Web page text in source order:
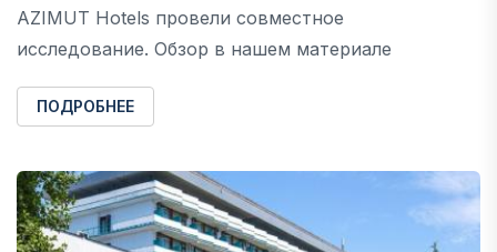
AZIMUT Hotels провели совместное
исследование. Обзор в нашем материале
ПОДРОБНЕЕ